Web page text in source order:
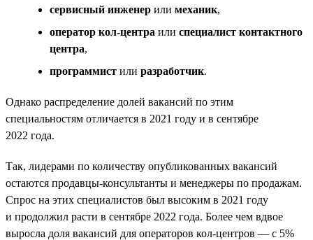
сервисный инженер или механик,
оператор кол-центра или специалист контактного
центра,
программист или разработчик.
Однако распределение долей вакансий по этим
специальностям отличается в 2021 году и в сентябре
2022 года.
Так, лидерами по количеству опубликованных вакансий
остаются продавцы-консультанты и менеджеры по продажам.
Спрос на этих специалистов был высоким в 2021 году
и продолжил расти в сентябре 2022 года. Более чем вдвое
выросла доля вакансий для операторов кол-центров — с 5%